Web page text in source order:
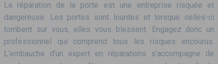
La réparation de la porte est une entreprise risquée et
dangereuse. Les portes sont lourdes et lorsque celles-ci
tombent sur vous, elles vous blessent. Engagez donc un
professionnel qui comprend tous les risques encourus.
L’embauche d’un expert en réparations s’accompagne de